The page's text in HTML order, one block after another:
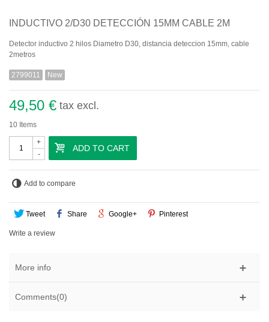
INDUCTIVO 2/D30 DETECCIÓN 15MM CABLE 2M
Detector inductivo 2 hilos Diametro D30, distancia deteccion 15mm, cable
2metros
2799011 New
49,50 € tax excl.
10 Items
-
+
ADD TO CART
Add to compare
Tweet Share Google+ Pinterest
Write a review
More info
Comments(0)